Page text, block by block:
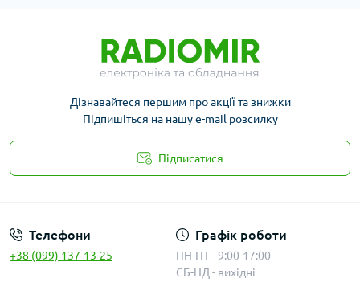
Дізнавайтеся першим про акції та знижки
Підпишіться на нашу e-mail розсилку
Підписатися
Телефони
+38 (099) 137-13-25
Графік роботи
ПН-ПТ - 9:00-17:00
СБ-НД - вихідні